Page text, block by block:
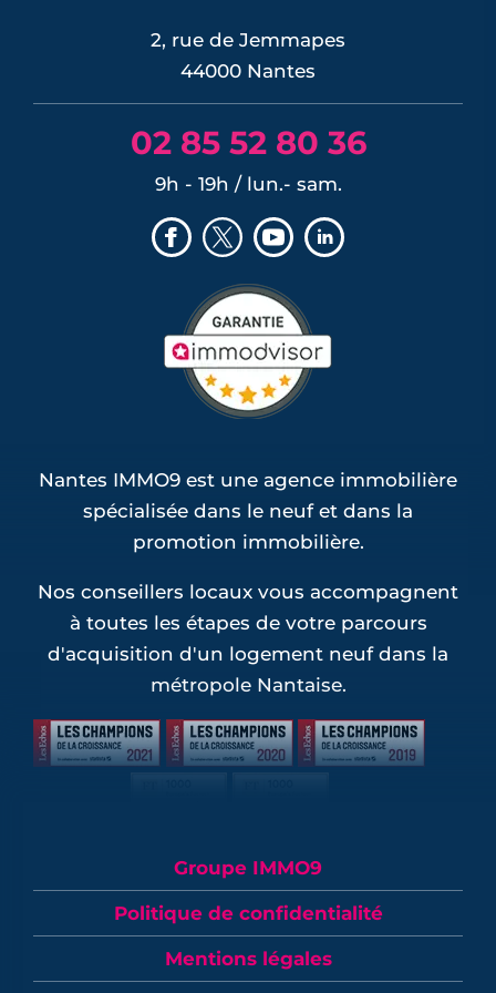
2, rue de Jemmapes
44000 Nantes
02 85 52 80 36
9h - 19h / lun.- sam.
Nantes IMMO9 est une agence immobilière
spécialisée dans le neuf et dans la
promotion immobilière.
Nos conseillers locaux vous accompagnent
à toutes les étapes de votre parcours
d'acquisition d'un logement neuf dans la
métropole Nantaise.
Groupe IMMO9
Politique de confidentialité
Mentions légales